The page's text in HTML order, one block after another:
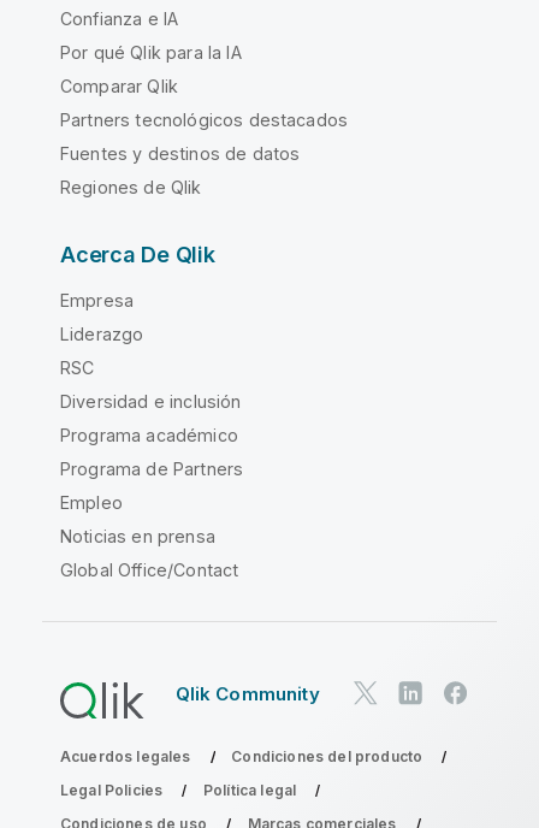
Confianza e IA
Por qué Qlik para la IA
Comparar Qlik
Partners tecnológicos destacados
Fuentes y destinos de datos
Regiones de Qlik
Acerca De Qlik
Empresa
Liderazgo
RSC
Diversidad e inclusión
Programa académico
Programa de Partners
Empleo
Noticias en prensa
Global Office/Contact
Qlik Community
Acuerdos legales
Condiciones del producto
Legal Policies
Política legal
Condiciones de uso
Marcas comerciales